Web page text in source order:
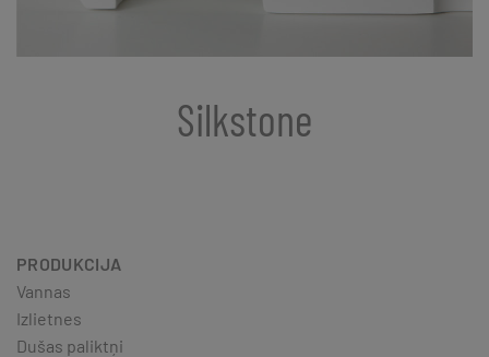
Silkstone
PRODUKCIJA
Vannas
Izlietnes
Dušas paliktņi